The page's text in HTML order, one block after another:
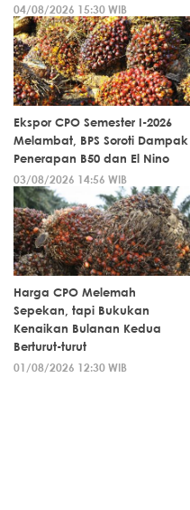
04/08/2026 15:30 WIB
Ekspor CPO Semester I-2026
Melambat, BPS Soroti Dampak
Penerapan B50 dan El Nino
03/08/2026 14:56 WIB
Harga CPO Melemah
Sepekan, tapi Bukukan
Kenaikan Bulanan Kedua
Berturut-turut
01/08/2026 12:30 WIB